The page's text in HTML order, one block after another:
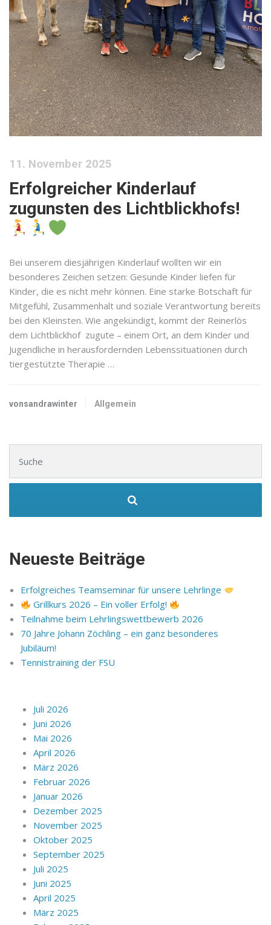
11. November 2025
Erfolgreicher Kinderlauf
zugunsten des Lichtblickhofs!
Bei unserem diesjährigen Kinderlauf wollten wir ein
besonderes Zeichen setzen: Gesunde Kinder liefen für
Kinder, die es nicht mehr können. Eine starke Botschaft für
Mitgefühl, Zusammenhalt und soziale Verantwortung bereits
bei den Kleinsten. Wie angekündigt, kommt der Reinerlös
dem Lichtblickhof zugute – einem Ort, an dem Kinder und
Jugendliche in herausfordernden Lebenssituationen durch
tiergestützte Therapie …
vonsandrawinter Allgemein
Neueste Beiträge
Erfolgreiches Teamseminar für unsere Lehrlinge
Grillkurs 2026 – Ein voller Erfolg!
Teilnahme beim Lehrlingswettbewerb 2026
70 Jahre Johann Zöchling – ein ganz besonderes
Jubiläum!
Tennistraining der FSU
Juli 2026
Juni 2026
Mai 2026
April 2026
März 2026
Februar 2026
Januar 2026
Dezember 2025
November 2025
Oktober 2025
September 2025
Juli 2025
Juni 2025
April 2025
März 2025